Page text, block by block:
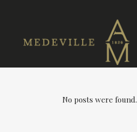
No posts were found.